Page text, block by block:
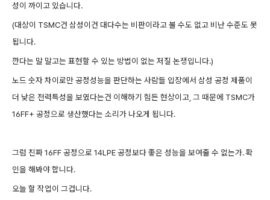
성이 까이고 있습니다.
(대상이 TSMC건 삼성이건 대다수는 비판이라고 볼 수도 없고 비난 수준도 못
됩니다.
깐다는 말 말고는 표현할 수 있는 방법이 없는 저질 논쟁입니다.)
노드 숫자 차이로만 공정성능을 판단하는 사람들 입장에서 삼성 공정 제품이
더 낮은 전력특성을 보였다는건 이해하기 힘든 현상이고, 그 때문에 TSMC가
16FF+ 공정으로 생산했다는 소리가 나오게 됩니다.
그럼 진짜 16FF 공정으로 14LPE 공정보다 좋은 성능을 보여줄 수 없는가. 확
인을 해봐야 합니다.
오늘 할 작업이 그겁니다.